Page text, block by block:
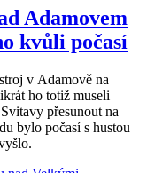
Adamovem
kvůli počasí
v Adamově na
ho totiž museli
přesunout na
bylo počasí s hustou